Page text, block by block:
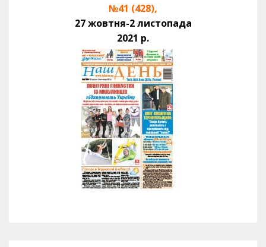
№41 (428),
27 жовтня-2 листопада
2021 р.